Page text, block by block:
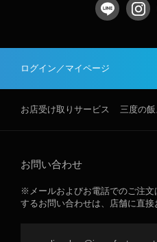
ログイン／マイページ
お店受け取りサービス 三度の
お問い合わせ
※メールおよびお電話でのご注
するお問い合わせは、店舗に直接